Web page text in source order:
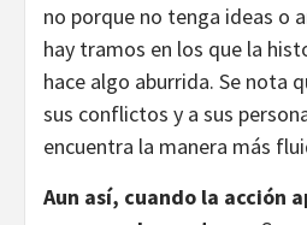
no porque no tenga ideas o
hay tramos en los que la
hace algo aburrida. Se nota
sus conflictos y a sus
encuentra la manera más
Aun así, cuando la acción